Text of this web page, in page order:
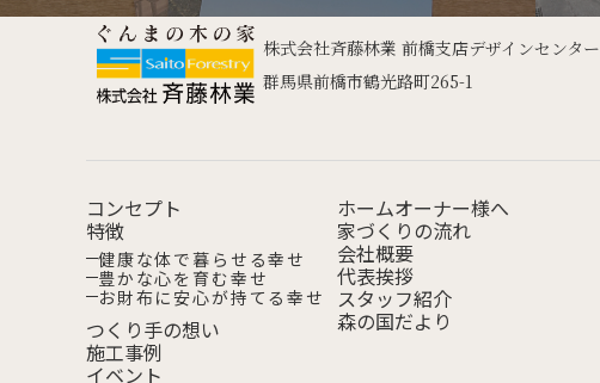
株式会社斉藤林業 前橋支店デザインセンター
群馬県前橋市鶴光路町265-1
コンセプト
特徴
健康な体で暮らせる幸せ
豊かな心を 育む幸せ
お財布に安心が持てる幸せ
つくり手の想い
施工事例
イベント
ホームオーナー様へ
家づくりの流れ
会社概要
代表挨拶
スタッフ紹介
森の国だより